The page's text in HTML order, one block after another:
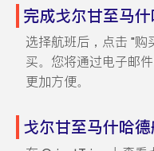
完成戈尔甘至马
选择航班后，点击 "购
买。您将通过电子邮
更加方便。
戈尔甘至马什哈